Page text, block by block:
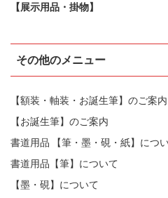
【展示用品・掛物】
その他のメニュー
【額装・軸装・お誕生筆】のご案内
【お誕生筆】のご案内
書道用品 【筆・墨・硯・紙】につ
書道用品【筆】について
【墨・硯】について